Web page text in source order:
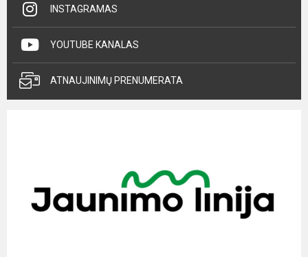
INSTAGRAMAS
YOUTUBE KANALAS
ATNAUJINIMŲ PRENUMERATA